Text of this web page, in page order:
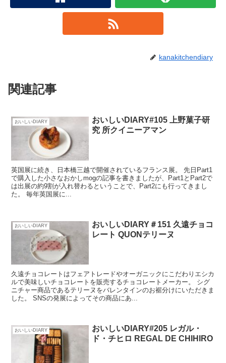
kanakitchendiary
関連記事
おいしいDIARY
おいしいDIARY#105 上野菓子研
究 所クイニーアマン
英国展に続き、日本橋三越で開催されているフランス展。 先日Part1
で購入した小さなおかしmogの記事を書きましたが、Part1とPart2で
は出展の約9割が入れ替わるということで、Part2にも行ってきまし
た。 毎年英国展に...
おいしいDIARY
おいしいDIARY＃151 久遠チョコ
レート QUONテリーヌ
久遠チョコレートはフェアトレードやオーガニックにこだわりエシカ
ルで美味しいチョコレートを販売するチョコレートメーカー。 シグ
ニチャー商品であるテリーヌをバレンタインのお裾分けにいただきま
した。 SNSの発展によってその商品にあ...
おいしいDIARY
おいしいDIARY#205 レガル・
ド・チヒロ REGAL DE CHIHIRO